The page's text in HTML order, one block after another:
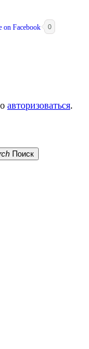
0
авторизоваться.
Поиск